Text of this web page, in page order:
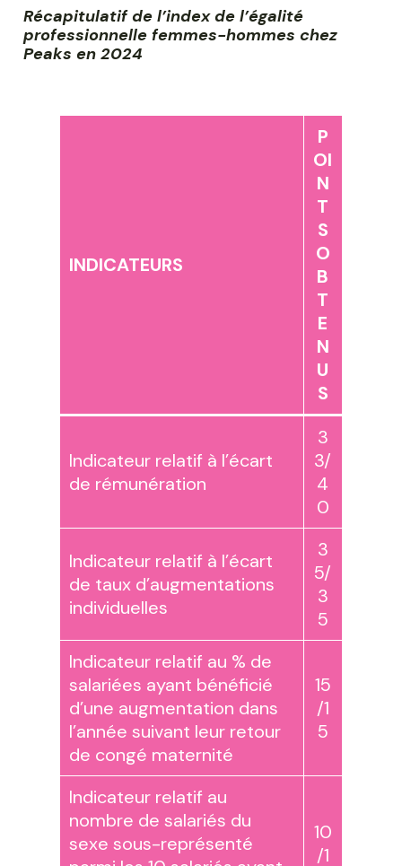
Récapitulatif de l’index de l’égalité
professionnelle femmes-hommes chez
Peaks en 2024
INDICATEURS
P
OI
N
T
S
O
B
T
E
N
U
S
Indicateur relatif à l’écart
de rémunération
3
3/
4
0
Indicateur relatif à l’écart
de taux d’augmentations
individuelles
3
5/
3
5
Indicateur relatif au % de
salariées ayant bénéficié
d’une augmentation dans
l’année suivant leur retour
de congé maternité
15
/1
5
Indicateur relatif au
nombre de salariés du
sexe sous-représenté
10
/1